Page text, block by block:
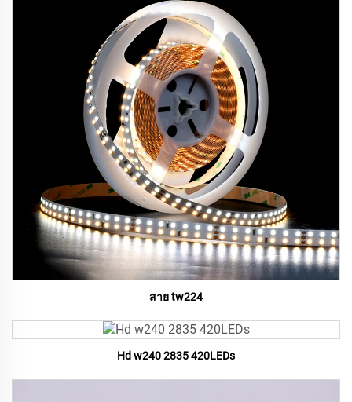
สาย tw224
Hd w240 2835 420LEDs